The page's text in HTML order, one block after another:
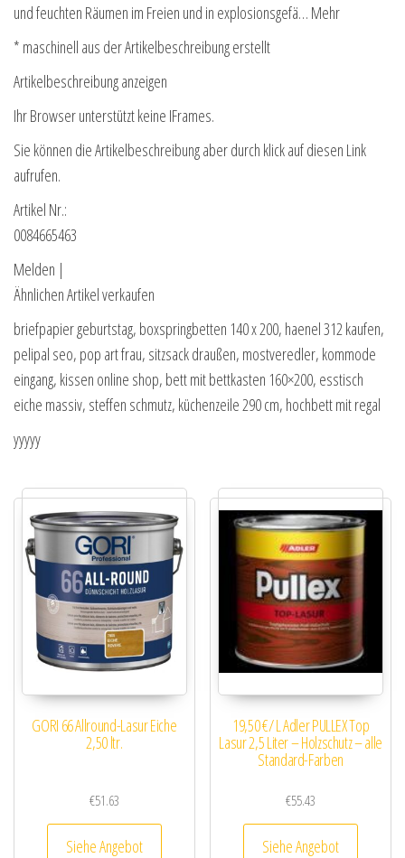
und feuchten Räumen im Freien und in explosionsgefä… Mehr
* maschinell aus der Artikelbeschreibung erstellt
Artikelbeschreibung anzeigen
Ihr Browser unterstützt keine IFrames.
Sie können die Artikelbeschreibung aber durch klick auf diesen Link
aufrufen.
Artikel Nr.:
0084665463
Melden |
Ähnlichen Artikel verkaufen
briefpapier geburtstag, boxspringbetten 140 x 200, haenel 312 kaufen,
pelipal seo, pop art frau, sitzsack draußen, mostveredler, kommode
eingang, kissen online shop, bett mit bettkasten 160×200, esstisch
eiche massiv, steffen schmutz, küchenzeile 290 cm, hochbett mit regal
yyyyy
GORI 66 Allround-Lasur Eiche
2,50 ltr.
€51.63
Siehe Angebot
19,50 €/ L Adler PULLEX Top
Lasur 2,5 Liter – Holzschutz – alle
Standard-Farben
€55.43
Siehe Angebot